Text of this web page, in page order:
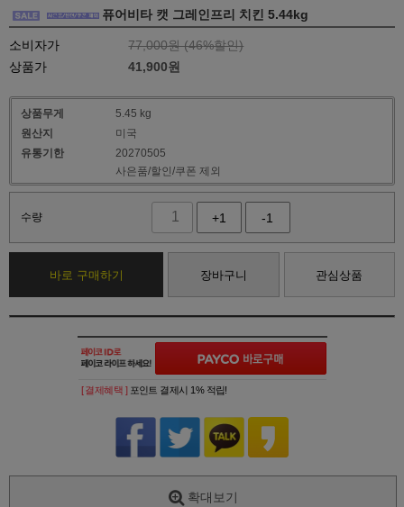
퓨어비타 캣 그레인프리 치킨 5.44kg
소비자가 77,000원 (46%할인)
상품가
41,900원
상품무게
5.45 kg
원산지
미국
유통기한
20270505
사은품/할인/쿠폰 제외
수량 +1 -1
바로 구매하기 장바구니 관심상품
[ 결제혜택 ] 포인트 결제시 1% 적립!
확대보기